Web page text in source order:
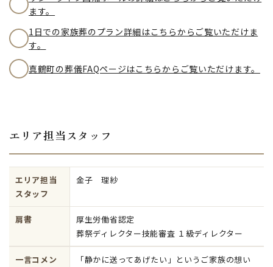
ます。
1日での家族葬のプラン詳細はこちらからご覧いただけま
す。
真鶴町の葬儀FAQページはこちらからご覧いただけます。
エリア担当スタッフ
エリア担当
スタッフ
金子 理紗
肩書
厚生労働省認定
葬祭ディレクター技能審査 １級ディレクター
一言コメン
「静かに送ってあげたい」というご家族の想い